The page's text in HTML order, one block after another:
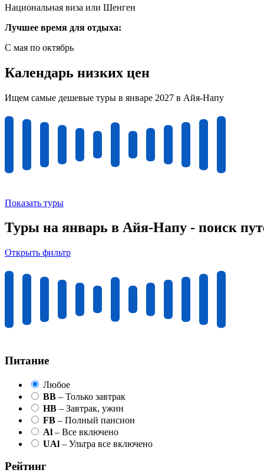
Национальная виза или Шенген
Лучшее время для отдыха:
С мая по октябрь
Календарь низких цен
Ищем самые дешевые туры в январе 2027 в Айя-Напу
Показать туры
Туры на январь в Айя-Напу - поиск
Открыть фильтр
Питание
Любое
BB – Только завтрак
HB – Завтрак, ужин
FB – Полный пансион
Al – Все включено
UAl – Ультра все включено
Рейтинг